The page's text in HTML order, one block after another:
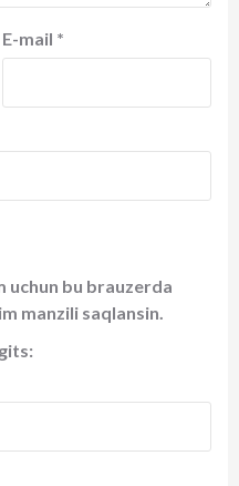
E-mail *
bu brauzerda
manzili saqlansin.